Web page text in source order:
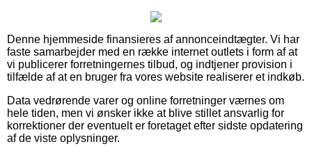
Denne hjemmeside finansieres af annonceindtægter. Vi har
faste samarbejder med en række internet outlets i form af at
vi publicerer forretningernes tilbud, og indtjener provision i
tilfælde af at en bruger fra vores website realiserer et indkøb.
Data vedrørende varer og online forretninger værnes om
hele tiden, men vi ønsker ikke at blive stillet ansvarlig for
korrektioner der eventuelt er foretaget efter sidste opdatering
af de viste oplysninger.